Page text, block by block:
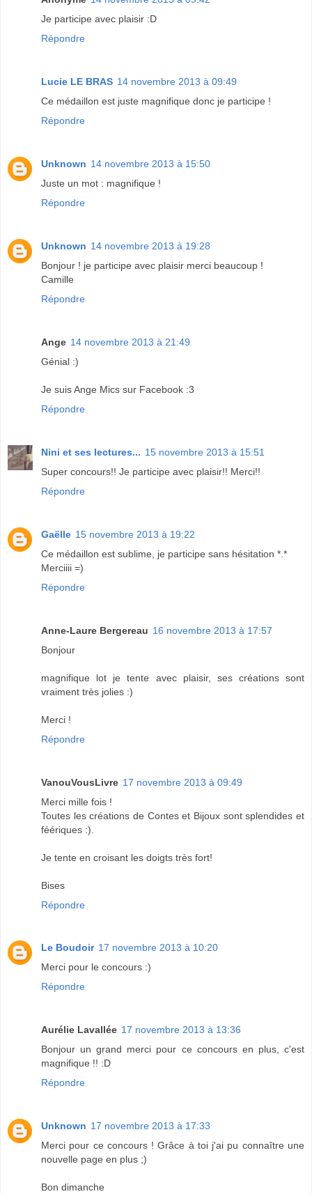
Je participe avec plaisir :D
Répondre
Lucie LE BRAS 14 novembre 2013 à 09:49
Ce médaillon est juste magnifique donc je participe !
Répondre
Unknown 14 novembre 2013 à 15:50
Juste un mot : magnifique !
Répondre
Unknown 14 novembre 2013 à 19:28
Bonjour ! je participe avec plaisir merci beaucoup !
Camille
Répondre
Ange 14 novembre 2013 à 21:49
Génial :)
Je suis Ange Mics sur Facebook :3
Répondre
Nini et ses lectures... 15 novembre 2013 à 15:51
Super concours!! Je participe avec plaisir!! Merci!!
Répondre
Gaëlle 15 novembre 2013 à 19:22
Ce médaillon est sublime, je participe sans hésitation *.*
Merciiii =)
Répondre
Anne-Laure Bergereau 16 novembre 2013 à 17:57
Bonjour
magnifique lot je tente avec plaisir, ses créations sont
vraiment très jolies :)
Merci !
Répondre
VanouVousLivre 17 novembre 2013 à 09:49
Merci mille fois !
Toutes les créations de Contes et Bijoux sont splendides et
féériques :).
Je tente en croisant les doigts très fort!
Bises
Répondre
Le Boudoir 17 novembre 2013 à 10:20
Merci pour le concours :)
Répondre
Aurélie Lavallée 17 novembre 2013 à 13:36
Bonjour un grand merci pour ce concours en plus, c'est
magnifique !! :D
Répondre
Unknown 17 novembre 2013 à 17:33
Merci pour ce concours ! Grâce à toi j'ai pu connaître une
nouvelle page en plus ;)
Bon dimanche